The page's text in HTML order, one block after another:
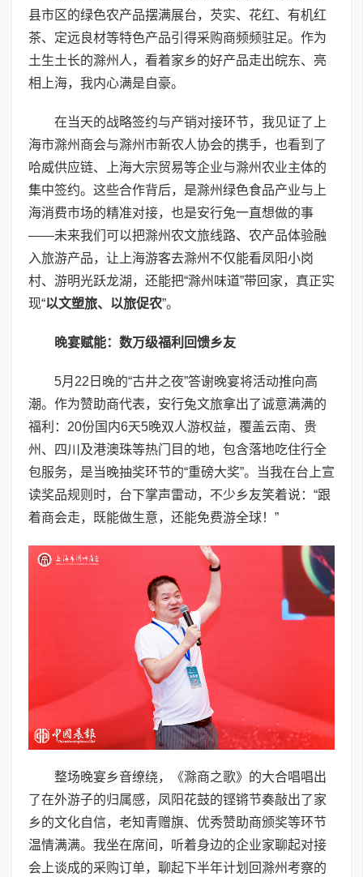
县市区的绿色农产品摆满展台，芡实、花红、有机红
茶、定远良材等特色产品引得采购商频频驻足。作为
土生土长的滁州人，看着家乡的好产品走出皖东、亮
相上海，我内心满是自豪。
在当天的战略签约与产销对接环节，我见证了上
海市滁州商会与滁州市新农人协会的携手，也看到了
哈威供应链、上海大宗贸易等企业与滁州农业主体的
集中签约。这些合作背后，是滁州绿色食品产业与上
海消费市场的精准对接，也是安行兔一直想做的事
——未来我们可以把滁州农文旅线路、农产品体验融
入旅游产品，让上海游客去滁州不仅能看凤阳小岗
村、游明光跃龙湖，还能把“滁州味道”带回家，真正实
现“以文塑旅、以旅促农”。
晚宴赋能：数万级福利回馈乡友
5月22日晚的“古井之夜”答谢晚宴将活动推向高
潮。作为赞助商代表，安行兔文旅拿出了诚意满满的
福利：20份国内6天5晚双人游权益，覆盖云南、贵
州、四川及港澳珠等热门目的地，包含落地吃住行全
包服务，是当晚抽奖环节的“重磅大奖”。当我在台上宣
读奖品规则时，台下掌声雷动，不少乡友笑着说：“跟
着商会走，既能做生意，还能免费游全球！”
整场晚宴乡音缭绕，《滁商之歌》的大合唱唱出
了在外游子的归属感，凤阳花鼓的铿锵节奏敲出了家
乡的文化自信，老知青赠旗、优秀赞助商颁奖等环节
温情满满。我坐在席间，听着身边的企业家聊起对接
会上谈成的采购订单，聊起下半年计划回滁州考察的